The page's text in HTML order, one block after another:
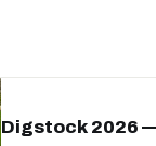
Digstock 2026